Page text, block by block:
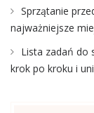
Sprzątanie
najważniejsze
Lista zadań do
krok po kroku i